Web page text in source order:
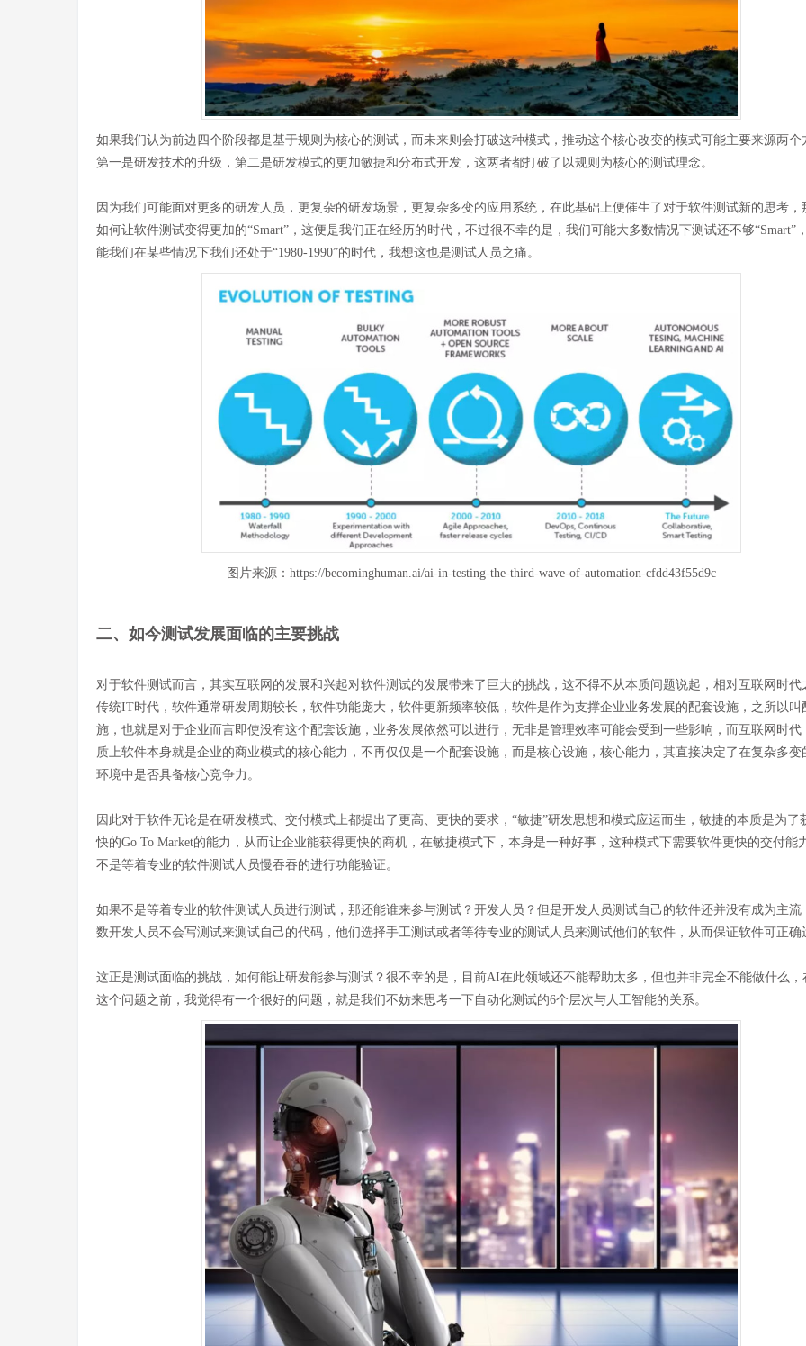
如果我们认为前边四个阶段都是基于规则为核心的测试，而未来则会打破这种模式，推动这个核心改变的模式可能主要来源两个
第一是研发技术的升级，第二是研发模式的更加敏捷和分布式开发，这两者都打破了以规则为核心的测试理念。
因为我们可能面对更多的研发人员，更复杂的研发场景，更复杂多变的应用系统，在此基础上便催生了对于软件测试新的思考，
如何让软件测试变得更加的“Smart”，这便是我们正在经历的时代，不过很不幸的是，我们可能大多数情况下测试还不够“Smart”
能我们在某些情况下我们还处于“1980-1990”的时代，我想这也是测试人员之痛。
图片来源：https://becominghuman.ai/ai-in-testing-the-third-wave-of-automation-cfdd43f55d9c
二、如今测试发展面临的主要挑战
对于软件测试而言，其实互联网的发展和兴起对软件测试的发展带来了巨大的挑战，这不得不从本质问题说起，相对互联网时代
传统IT时代，软件通常研发周期较长，软件功能庞大，软件更新频率较低，软件是作为支撑企业业务发展的配套设施，之所以叫
施，也就是对于企业而言即使没有这个配套设施，业务发展依然可以进行，无非是管理效率可能会受到一些影响，而互联网时代
质上软件本身就是企业的商业模式的核心能力，不再仅仅是一个配套设施，而是核心设施，核心能力，其直接决定了在复杂多变
环境中是否具备核心竞争力。
因此对于软件无论是在研发模式、交付模式上都提出了更高、更快的要求，“敏捷”研发思想和模式应运而生，敏捷的本质是为了
快的Go To Market的能力，从而让企业能获得更快的商机，在敏捷模式下，本身是一种好事，这种模式下需要软件更快的交付能
不是等着专业的软件测试人员慢吞吞的进行功能验证。
如果不是等着专业的软件测试人员进行测试，那还能谁来参与测试？开发人员？但是开发人员测试自己的软件还并没有成为主流
数开发人员不会写测试来测试自己的代码，他们选择手工测试或者等待专业的测试人员来测试他们的软件，从而保证软件可正确
这正是测试面临的挑战，如何能让研发能参与测试？很不幸的是，目前AI在此领域还不能帮助太多，但也并非完全不能做什么，
这个问题之前，我觉得有一个很好的问题，就是我们不妨来思考一下自动化测试的6个层次与人工智能的关系。